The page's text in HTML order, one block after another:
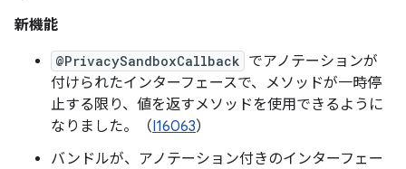
新機能
@PrivacySandboxCallback でアノテーションが
付けられたインターフェースで、メソッドが一時停
止する限り、値を返すメソッドを使用できるように
なりました。（I16063）
バンドルが、アノテーション付きのインターフェー